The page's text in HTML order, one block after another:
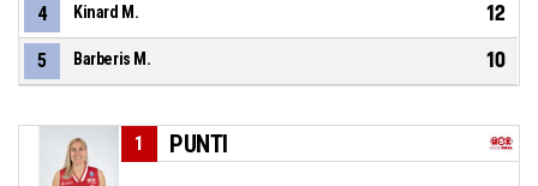
4 Kinard M. 12
5 Barberis M. 10
PUNTI
1